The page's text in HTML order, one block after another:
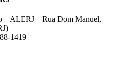
– ALERJ – Rua Dom Manuel,
1419